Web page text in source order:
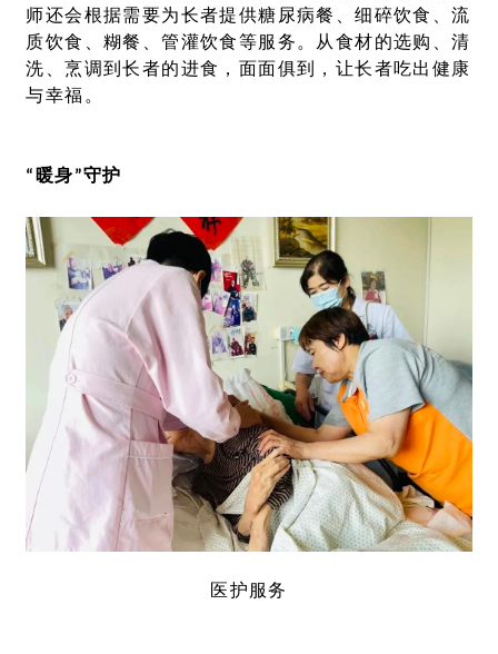
师还会根据需要为长者提供糖尿病餐、细碎饮食、流
质饮食、糊餐、管灌饮食等服务。从食材的选购、清
洗、烹调到长者的进食，面面俱到，让长者吃出健康
与幸福。
“暖身”守护
医护服务